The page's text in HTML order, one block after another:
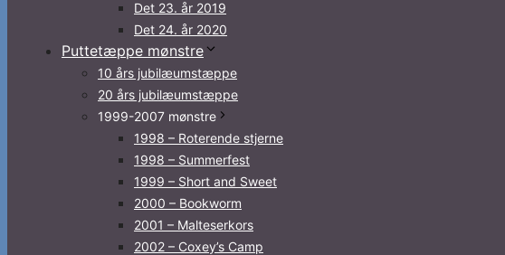
Det 23. år 2019
Det 24. år 2020
Puttetæppe mønstre
10 års jubilæumstæppe
20 års jubilæumstæppe
1999-2007 mønstre
1998 – Roterende stjerne
1998 – Summerfest
1999 – Short and Sweet
2000 – Bookworm
2001 – Malteserkors
2002 – Coxey’s Camp